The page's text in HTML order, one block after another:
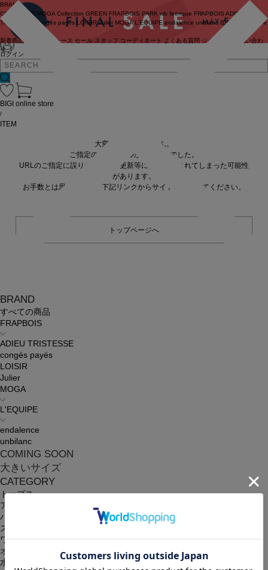
ログイン
BRAND
COUTURIER MOGA Collection GREEN FRAPBOIS PARK wb feerique FRAPBOIS ADIEU
TRISTESSE
congés payés LOISIR Julier MOGA L'EQUIPE endalence unbilanc BIGI online store
新着商品 ニュース セール スタッフ コーディネート よくある質問 ジャーナル
お問い合わ
せ
BRAND
すべての商品
FRAPBOIS
ADIEU TRISTESSE
congés payés
LOISIR
Julier
MOGA
L'EQUIPE
endalence
unbilanc
COMING SOON
大きいサイズ
CATEGORY
トップス
アウター
パンツ
スカート
ワンピース
オールインワン・サロペット
水着
BIGI online store
/
ITEM
大変申し訳ありません。
ご指定の商品が見つかりませんでした。
URLのご指定に誤りがあるか、更新等に伴い削除されてしまった可能性
があります。
お手数とは思いますが、下記リンクからサイトへ移動してください。
トップページへ